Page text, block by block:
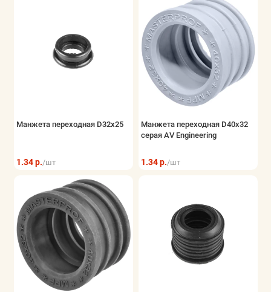
Манжета переходная D32х25
1.34 р./шт
Манжета переходная D40x32
серая AV Engineering
1.34 р./шт